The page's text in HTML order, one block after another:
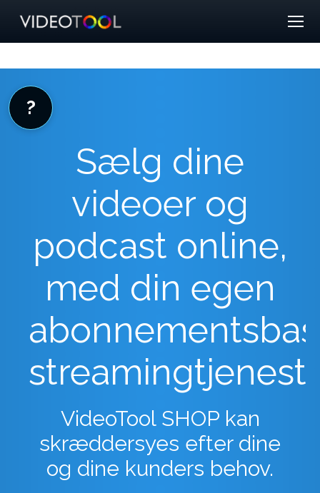
Sælg dine
videoer og
podcast online,
med din egen
VideoTool SHOP kan
skræddersyes efter dine
og dine kunders behov.
?